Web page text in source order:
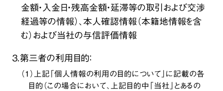
金額・入金日・残高金額・延滞等の取引および交渉
経過等の情報）、本人確認情報（本籍地情報を含
む）および当社の与信評価情報
３．第三者の利用目的：
（１）上記「個人情報の利用の目的について」に記載の各
目的（この場合において、上記目的中「当社」とあるの